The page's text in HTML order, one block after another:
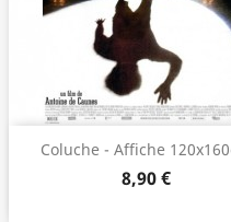
Coluche - Affiche
8,90 €